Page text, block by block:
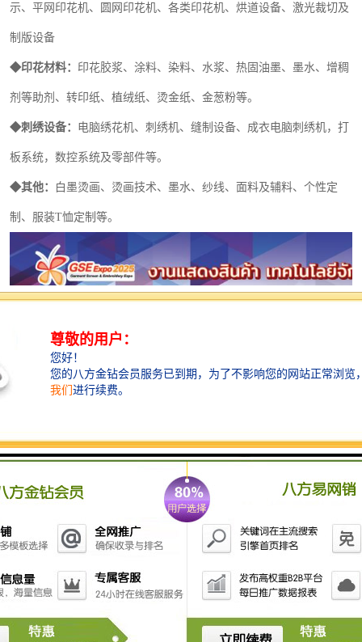
示、平网印花机、圆网印花机、各类印花机、烘道设备、激光裁切及
制版设备
◆印花材料： 印花胶浆、涂料、染料、水浆、热固油墨、墨水、增稠
剂等助剂、转印纸、植绒纸、烫金纸、金葱粉等。
◆刺绣设备： 电脑绣花机、刺绣机、缝制设备、 成衣电脑刺绣机，打
板系统，数控系统及零部件等。
◆其他： 白墨烫画、烫画技术、 墨水、纱线、 面料及辅料、 个性定
制 、 服装T恤定制等。
泰国是东南亚较发达的国家之一，拥有超过6000万人口，其中
包括大量的华人。泰国位于东盟中心位置，区位优势明显，是东盟地
区第二大经济体，竞争优势明显。泰国商品在东盟国家享受零关税待
遇，对周边国家具有较强辐射能力。泰国正在实施的“东部经济走廊”